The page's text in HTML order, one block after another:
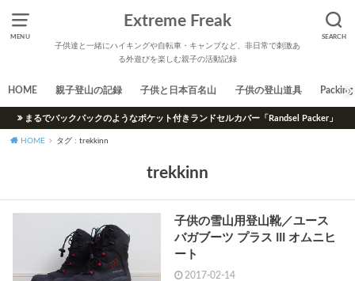
MENU SEARCH
Extreme Freak
子供達と一緒にハイキングや自転車・キャンプなど、非日常で刺激あ
る外遊びを楽しむ親子の活動記録
HOME 親子登山の記録 子供と日本百名山 子供の登山道具 Packing
まるでバックパックのようなポケット付きランドセルカバー「Randsel Packer」
HOME タグ : trekkinn
trekkinn
子供の雪山用登山靴／ユース
バガブーツ プラス III オムニヒ
ート
2017-02-14